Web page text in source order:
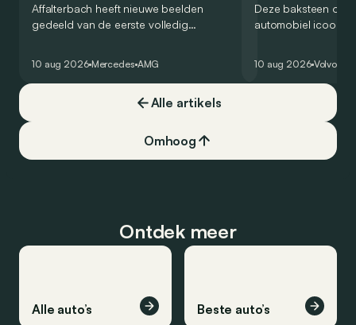
Affalterbach heeft nieuwe beelden
gedeeld van de eerste volledig
wordt echter nog niet prijsgegeven.
10 aug 2026 Mercedes AMG
kubus
Deze baksteen op
automobiel icoon?
onverwoestbare
zeker snuifje
zegt alles: hij was
markt in 4 reeksen.
10 aug 2026 Volvo
Alle artikels
Omhoog
Ontdek meer
Alle auto’s Beste auto’s